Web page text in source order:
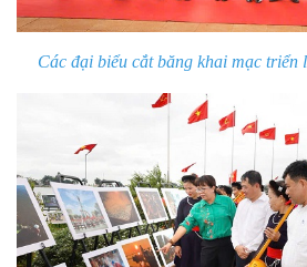
Các đại biểu cắt băng khai mạc triển